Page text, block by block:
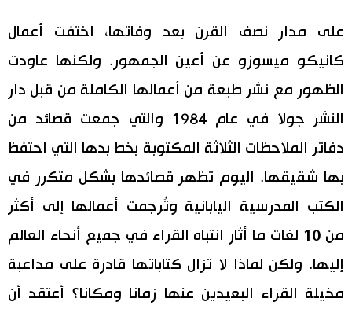
على مدار نصف القرن بعد وفاتها، اختفت أعمال
كانيكو ميسوزو عن أعين الجمهور. ولكنها عاودت
الظهور مع نشر طبعة من أعمالها الكاملة من قبل دار
النشر جولا في عام 1984 والتي جمعت قصائد من
دفاتر الملاحظات الثلاثة المكتوبة بخط بدها التي احتفظ
بها شقيقها. اليوم تظهر قصائدها بشكل متكرر في
الكتب المدرسية اليابانية وتُرجمت أعمالها إلى أكثر
من 10 لغات ما أثار انتباه القراء في جميع أنحاء العالم
إليها. ولكن لماذا لا تزال كتاباتها قادرة على مداعبة
مخيلة القراء البعيدين عنها زمانا ومكانا؟ أعتقد أن